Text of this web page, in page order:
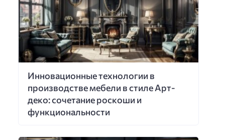
Инновационные технологии в
производстве мебели в стиле Арт-
деко: сочетание роскоши и
функциональности